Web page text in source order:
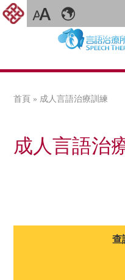
您在這裡
首頁 » 成人言語治療訓練
成人言語治
查